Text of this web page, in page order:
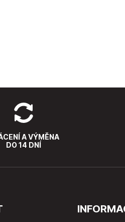
A VÝMĚNA
DO 14 DNÍ